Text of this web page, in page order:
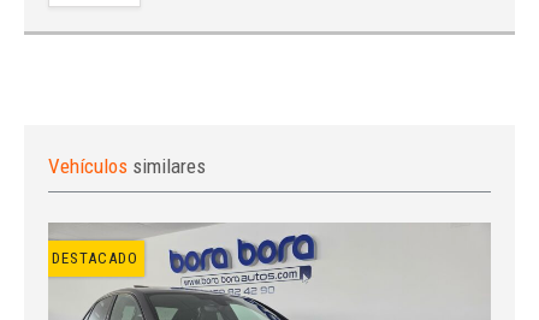
Iniciar sesión
Vehículos similares
DESTACADO